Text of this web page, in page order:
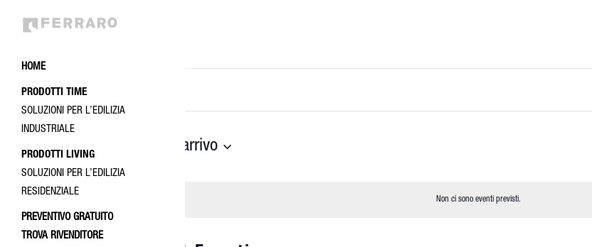
HOME
PRODOTTI TIME
SOLUZIONI PER L’EDILIZIA
INDUSTRIALE
PRODOTTI LIVING
SOLUZIONI PER L’EDILIZIA
RESIDENZIALE
PREVENTIVO GRATUITO
TROVA RIVENDITORE
Non ci sono eventi previsti.
RICERCA
E
VISTE
NAVIGAZIONE
Chiave.
Cerca
Parola
Chiave.
In arrivo